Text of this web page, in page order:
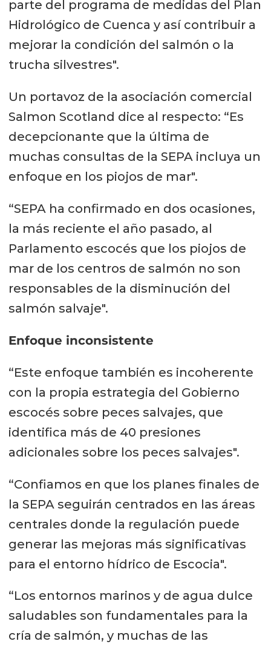
parte del programa de medidas del Plan
Hidrológico de Cuenca y así contribuir a
mejorar la condición del salmón o la
trucha silvestres".
Un portavoz de la asociación comercial
Salmon Scotland dice al respecto: “Es
decepcionante que la última de
muchas consultas de la SEPA incluya un
enfoque en los piojos de mar".
“SEPA ha confirmado en dos ocasiones,
la más reciente el año pasado, al
Parlamento escocés que los piojos de
mar de los centros de salmón no son
responsables de la disminución del
salmón salvaje".
Enfoque inconsistente
“Este enfoque también es incoherente
con la propia estrategia del Gobierno
escocés sobre peces salvajes, que
identifica más de 40 presiones
adicionales sobre los peces salvajes".
“Confiamos en que los planes finales de
la SEPA seguirán centrados en las áreas
centrales donde la regulación puede
generar las mejoras más significativas
para el entorno hídrico de Escocia".
“Los entornos marinos y de agua dulce
saludables son fundamentales para la
cría de salmón, y muchas de las